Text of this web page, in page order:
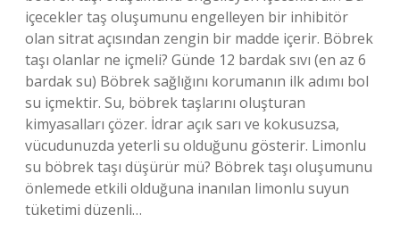
içecekler taş oluşumunu engelleyen bir inhibitör
olan sitrat açısından zengin bir madde içerir. Böbrek
taşı olanlar ne içmeli? Günde 12 bardak sıvı (en az 6
bardak su) Böbrek sağlığını korumanın ilk adımı bol
su içmektir. Su, böbrek taşlarını oluşturan
kimyasalları çözer. İdrar açık sarı ve kokusuzsa,
vücudunuzda yeterli su olduğunu gösterir. Limonlu
su böbrek taşı düşürür mü? Böbrek taşı oluşumunu
önlemede etkili olduğuna inanılan limonlu suyun
tüketimi düzenli…